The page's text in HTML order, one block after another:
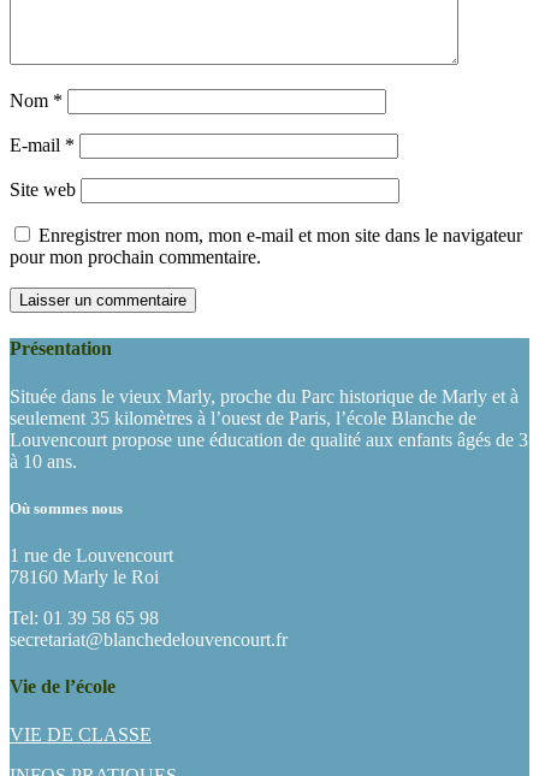
Nom *
E-mail *
Site web
Enregistrer mon nom, mon e-mail et mon site dans le navigateur
pour mon prochain commentaire.
Présentation
Située dans le vieux Marly, proche du Parc historique de Marly et à
seulement 35 kilomètres à l’ouest de Paris, l’école Blanche de
Louvencourt propose une éducation de qualité aux enfants âgés de 3
à 10 ans.
Où sommes nous
1 rue de Louvencourt
78160 Marly le Roi
Tel: 01 39 58 65 98
secretariat@blanchedelouvencourt.fr
Vie de l’école
VIE DE CLASSE